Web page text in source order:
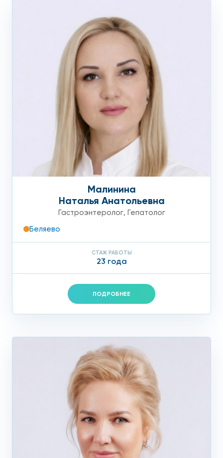
Малинина
Наталья Анатольевна
Гастроэнтеролог, Гепатолог
Беляево
СТАЖ РАБОТЫ
23 года
ПОДРОБНЕЕ